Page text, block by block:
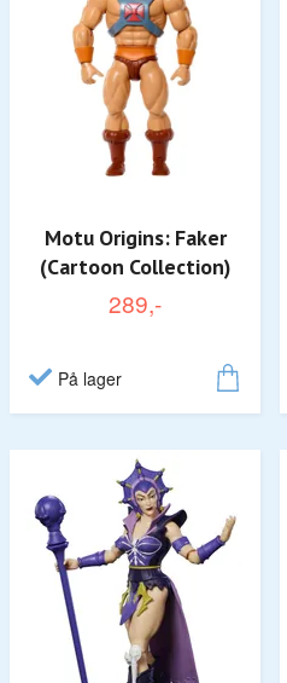
Motu Origins: Faker
(Cartoon Collection)
289,-
På lager